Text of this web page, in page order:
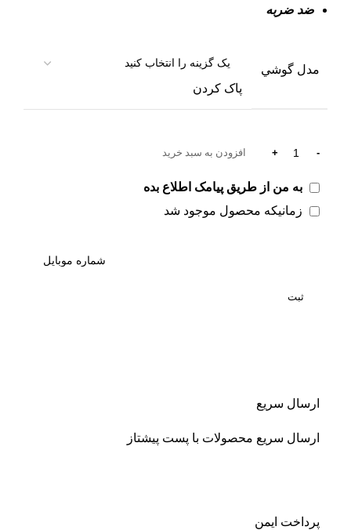
ضد ضربه
مدل گوشي
پاک کردن
افزودن به سبد خرید
به من از طریق پیامک اطلاع بده
زمانیکه محصول موجود شد
ثبت
ارسال سریع
ارسال سریع محصولات با پست پیشتاز
پرداخت ایمن